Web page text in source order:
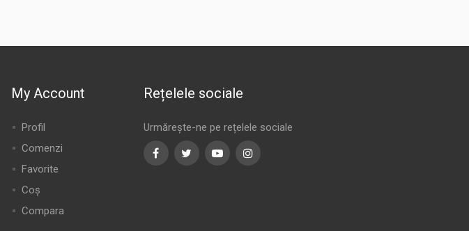
My Account
Profil
Comenzi
Favorite
Coș
Compara
Rețelele sociale
Urmărește-ne pe rețelele sociale
FacebookTwitterYoutubeInstagram